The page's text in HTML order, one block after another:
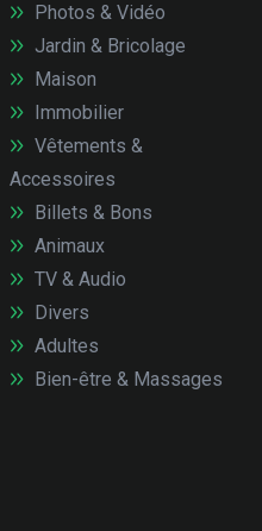
Photos & Vidéo
Jardin & Bricolage
Maison
Immobilier
Vêtements &
Accessoires
Billets & Bons
Animaux
TV & Audio
Divers
Adultes
Bien-être & Massages